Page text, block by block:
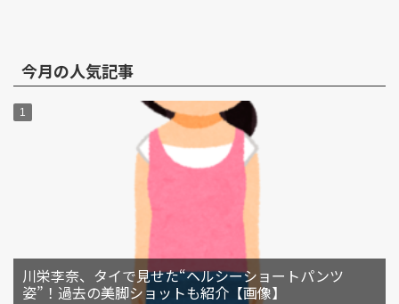
今月の人気記事
川栄李奈、タイで見せた“ヘルシーショートパンツ
姿”！過去の美脚ショットも紹介【画像】